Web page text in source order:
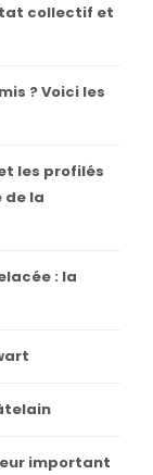
collectif et
? Voici les
les profilés
la
: la
important